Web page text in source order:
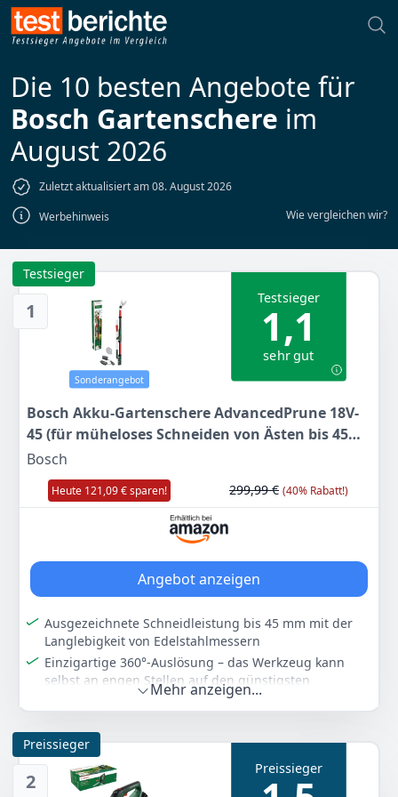
Die 10 besten Angebote für
Bosch Gartenschere im
August 2026
Zuletzt aktualisiert am 08. August 2026
Werbehinweis
Wie vergleichen wir?
1
Testsieger
Sonderangebot
Testsieger
1,1
sehr gut
Bosch Akku-Gartenschere AdvancedPrune 18V-
45 (für müheloses Schneiden von Ästen bis 45
mm; 18-Volt-System; bis zu 600 Schnitte; mit 2.0
Ah-Akku, Ladegerät und Verlängerungsstange)
Bosch
Heute 121,09 € sparen! 299,99 € (40% Rabatt!)
Angebot anzeigen
Ausgezeichnete Schneidleistung bis 45 mm mit der
Langlebigkeit von Edelstahlmessern
Einzigartige 360°-Auslösung – das Werkzeug kann
selbst an engen Stellen auf den günstigsten
Schnittwinkel eingestellt werden
Laufzeit dank Syneon Technology
POWER FOR ALL ALLIANCE: 1 AKKU, ​10+ MARKEN, ​150+
GERÄTE.​
Mehr anzeigen...
2
Preissieger
Preissieger